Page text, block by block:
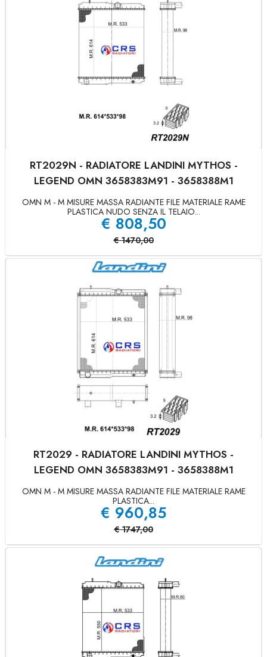
RT2029N - RADIATORE LANDINI MYTHOS -
LEGEND OMN 3658383M91 - 3658388M1
OMN M - M MISURE MASSA RADIANTE FILE MATERIALE RAME
PLASTICA NUDO SENZA IL TELAIO...
€ 808,50
€ 1470,00
RT2029 - RADIATORE LANDINI MYTHOS -
LEGEND OMN 3658383M91 - 3658388M1
OMN M - M MISURE MASSA RADIANTE FILE MATERIALE RAME
PLASTICA...
€ 960,85
€ 1747,00